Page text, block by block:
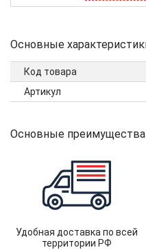
Основные
Код товара
Артикул
Основные преимущества
Удобная доставка по всей
территории РФ